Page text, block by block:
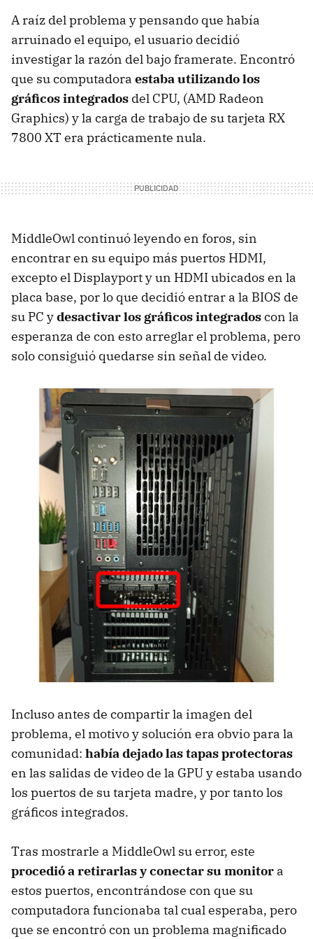
A raíz del problema y pensando que había
arruinado el equipo, el usuario decidió
investigar la razón del bajo framerate. Encontró
que su computadora estaba utilizando los
gráficos integrados del CPU, (AMD Radeon
Graphics) y la carga de trabajo de su tarjeta RX
7800 XT era prácticamente nula.
MiddleOwl continuó leyendo en foros, sin
encontrar en su equipo más puertos HDMI,
excepto el Displayport y un HDMI ubicados en la
placa base, por lo que decidió entrar a la BIOS de
su PC ydesactivar los gráficos integradoscon la
esperanza de con esto arreglar el problema, pero
solo consiguió quedarse sin señal de video.
Incluso antes de compartir la imagen del
problema, el motivo y solución era obvio para la
comunidad: había dejado las tapas protectoras
en las salidas de video de la GPU y estaba usando
los puertos de su tarjeta madre, y por tanto los
gráficos integrados.
Tras mostrarle a MiddleOwl su error, este
procedió a retirarlas y conectar su monitor a
estos puertos, encontrándose con que su
computadora funcionaba tal cual esperaba, pero
que se encontró con un problema magnificado